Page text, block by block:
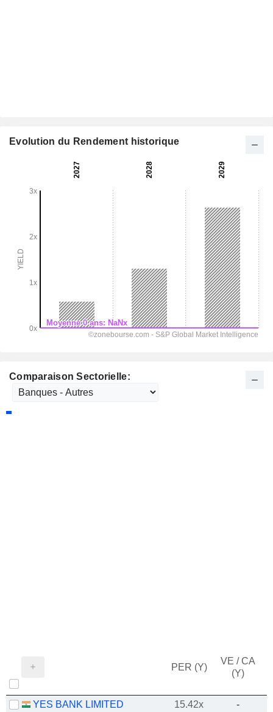
Comparaison Sectorielle:
PER (Y)
VE / CA
(Y)
YES BANK LIMITED 15.42x
-
Evolution du Rendement historique